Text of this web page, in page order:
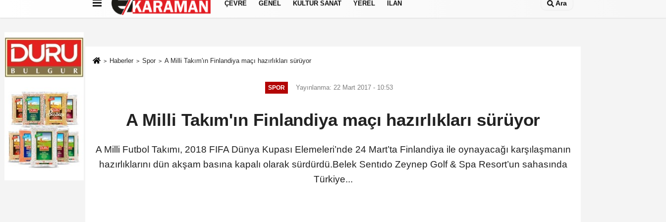
Künye İletişim Çerez Politikası Gizlilik İlkeleri
ÇEVRE GENEL KÜLTÜR SANAT YEREL İLAN Ara
Haberler Spor A Milli Takım'ın Finlandiya maçı hazırlıkları sürüyor
SPOR Yayınlanma: 22 Mart 2017 - 10:53
A Milli Takım'ın Finlandiya maçı hazırlıkları sürüyor
A Milli Futbol Takımı, 2018 FIFA Dünya Kupası Elemeleri’nde 24 Mart’ta Finlandiya ile oynayacağı karşılaşmanın
hazırlıklarını dün akşam basına kapalı olarak sürdürdü.Belek Sentıdo Zeynep Golf & Spa Resort’un sahasında
Türkiye...